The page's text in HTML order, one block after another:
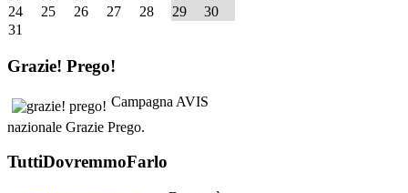
24
25 26 27 28 29
30
31
Grazie! Prego!
Campagna AVIS
nazionale Grazie Prego.
TuttiDovremmoFarlo